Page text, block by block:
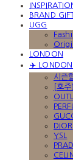
BRAND
UGG
LONDON
✈️
시즌
[호
DIOR
YSL